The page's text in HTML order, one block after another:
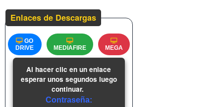
Enlaces de Descargas
GO
DRIVE
MEDIAFIRE MEGA
Al hacer clic en un enlace
esperar unos segundos luego
continuar.
Contraseña: